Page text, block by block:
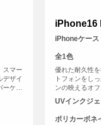
スマー
デザイ
ケー
iPhone16
iPhoneケース
全1色
優れた耐久性
トフォンをし
ンの映えるオ
スです。
UVインクジ
ポリカーボネ